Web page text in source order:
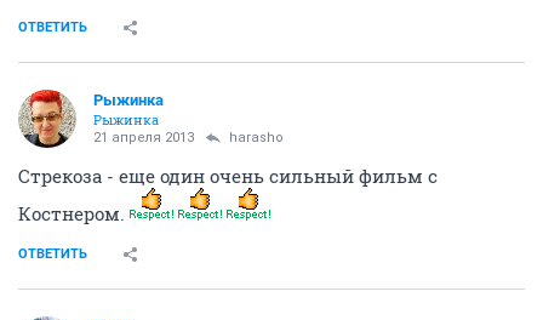
ОТВЕТИТЬ
Рыжинка
Рыжинка
21 апреля 2013 harasho
Стрекоза - еще один очень сильный фильм с
Костнером.
ОТВЕТИТЬ